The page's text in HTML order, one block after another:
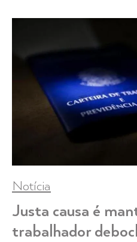
Notícia
Justa causa é
trabalhador